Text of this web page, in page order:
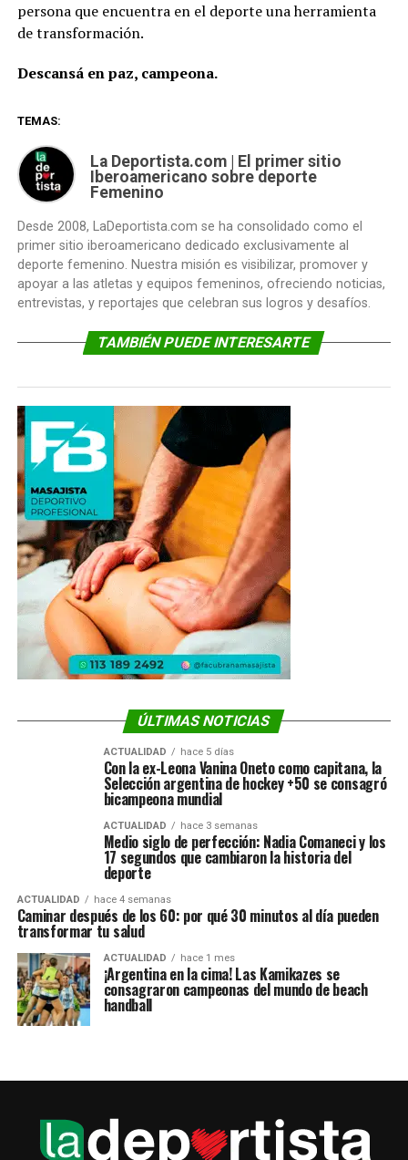
persona que encuentra en el deporte una herramienta
de transformación.
Descansá en paz, campeona.
TEMAS:
La Deportista.com | El primer sitio
Iberoamericano sobre deporte
Femenino
Desde 2008, LaDeportista.com se ha consolidado como el
primer sitio iberoamericano dedicado exclusivamente al
deporte femenino. Nuestra misión es visibilizar, promover y
apoyar a las atletas y equipos femeninos, ofreciendo noticias,
entrevistas, y reportajes que celebran sus logros y desafíos.
TAMBIÉN PUEDE INTERESARTE
ÚLTIMAS NOTICIAS
ACTUALIDAD hace 5 días
Con la ex-Leona Vanina Oneto como capitana, la
Selección argentina de hockey +50 se consagró
bicampeona mundial
ACTUALIDAD hace 3 semanas
Medio siglo de perfección: Nadia Comaneci y los
17 segundos que cambiaron la historia del
deporte
ACTUALIDAD hace 4 semanas
Caminar después de los 60: por qué 30 minutos al día pueden
transformar tu salud
ACTUALIDAD hace 1 mes
¡Argentina en la cima! Las Kamikazes se
consagraron campeonas del mundo de beach
handball